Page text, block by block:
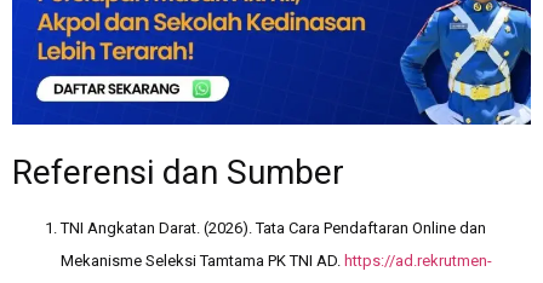
Referensi dan Sumber
TNI Angkatan Darat. (2026). Tata Cara Pendaftaran Online dan
Mekanisme Seleksi Tamtama PK TNI AD. https://ad.rekrutmen-